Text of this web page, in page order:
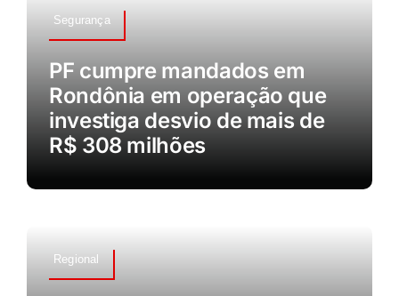
Segurança
PF cumpre mandados em
Rondônia em operação que
investiga desvio de mais de
R$ 308 milhões
Regional